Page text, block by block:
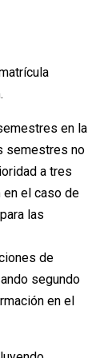
en la
semestres no
a tres
el caso de
las
de
segundo
en el